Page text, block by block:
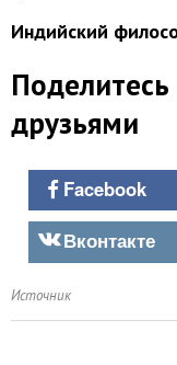
Индийский
друзьями
Facebook
Вконтакте
Источник